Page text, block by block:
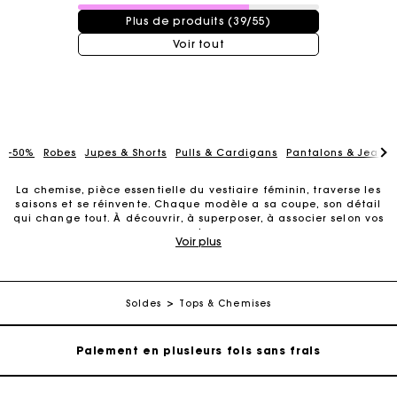
39 / 55 produits
Plus de produits (39/55)
Voir tout
-50% Robes Jupes & Shorts Pulls & Cardigans Pantalons & Jeans
La chemise, pièce essentielle du vestiaire féminin, traverse les
saisons et se réinvente. Chaque modèle a sa coupe, son détail
qui change tout. À découvrir, à superposer, à associer selon vos
envies.
toutes les occasions, toujours avec ce supplément d’allure qui
vestiaire féminin. Chez Maje, chaque modèle joue avec les
et les
uniques à prix remisés.
Voir plus
Soldes Tops & Chemises
Carte Cadeau Maje : la meilleure façon d'offrir le
cadeau parfait
Livraison à domicile offerte sous 2 jours ouvrés
Paiement en plusieurs fois sans frais
Echanges & Retours offerts